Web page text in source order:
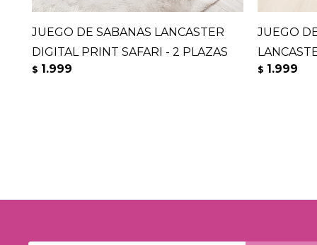
JUEGO DE SABANAS LANCASTER
DIGITAL PRINT SAFARI - 2 PLAZAS
$ 1.999
JUEGO
$ 1.999